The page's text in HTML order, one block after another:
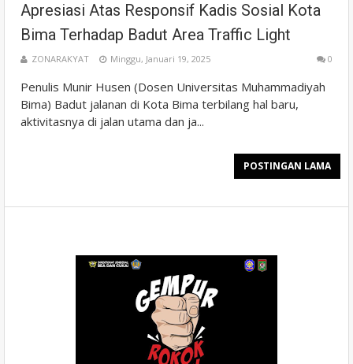
Apresiasi Atas Responsif Kadis Sosial Kota
Bima Terhadap Badut Area Traffic Light
ZONARAKYAT Minggu, Januari 19, 2025 0
Penulis Munir Husen (Dosen Universitas Muhammadiyah
Bima) Badut jalanan di Kota Bima terbilang hal baru,
aktivitasnya di jalan utama dan ja...
POSTINGAN LAMA